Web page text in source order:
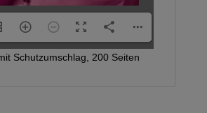
Schutzumschlag, 200 Seiten